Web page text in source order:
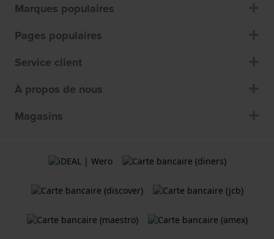
Marques populaires
Pages populaires
Service client
À propos de nous
Magasins